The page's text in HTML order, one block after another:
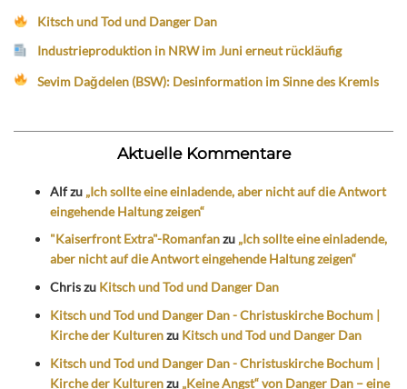
Kitsch und Tod und Danger Dan
Industrieproduktion in NRW im Juni erneut rückläufig
Sevim Dağdelen (BSW): Desinformation im Sinne des Kremls
Aktuelle Kommentare
Alfzu „Ich sollte eine einladende, aber nicht auf die Antwort
eingehende Haltung zeigen“
"Kaiserfront Extra"-Romanfanzu „Ich sollte eine einladende,
aber nicht auf die Antwort eingehende Haltung zeigen“
Chriszu Kitsch und Tod und Danger Dan
Kitsch und Tod und Danger Dan - Christuskirche Bochum |
Kirche der Kulturenzu Kitsch und Tod und Danger Dan
Kitsch und Tod und Danger Dan - Christuskirche Bochum |
Kirche der Kulturenzu „Keine Angst“ von Danger Dan – eine